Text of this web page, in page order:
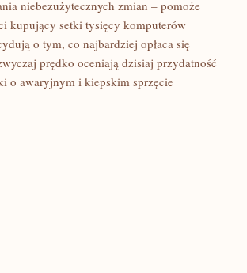
niebezużytecznych zmian – pomoże
kupujący setki tysięcy komputerów
o tym, co najbardziej opłaca się
prędko oceniają dzisiaj przydatność
o awaryjnym i kiepskim sprzęcie